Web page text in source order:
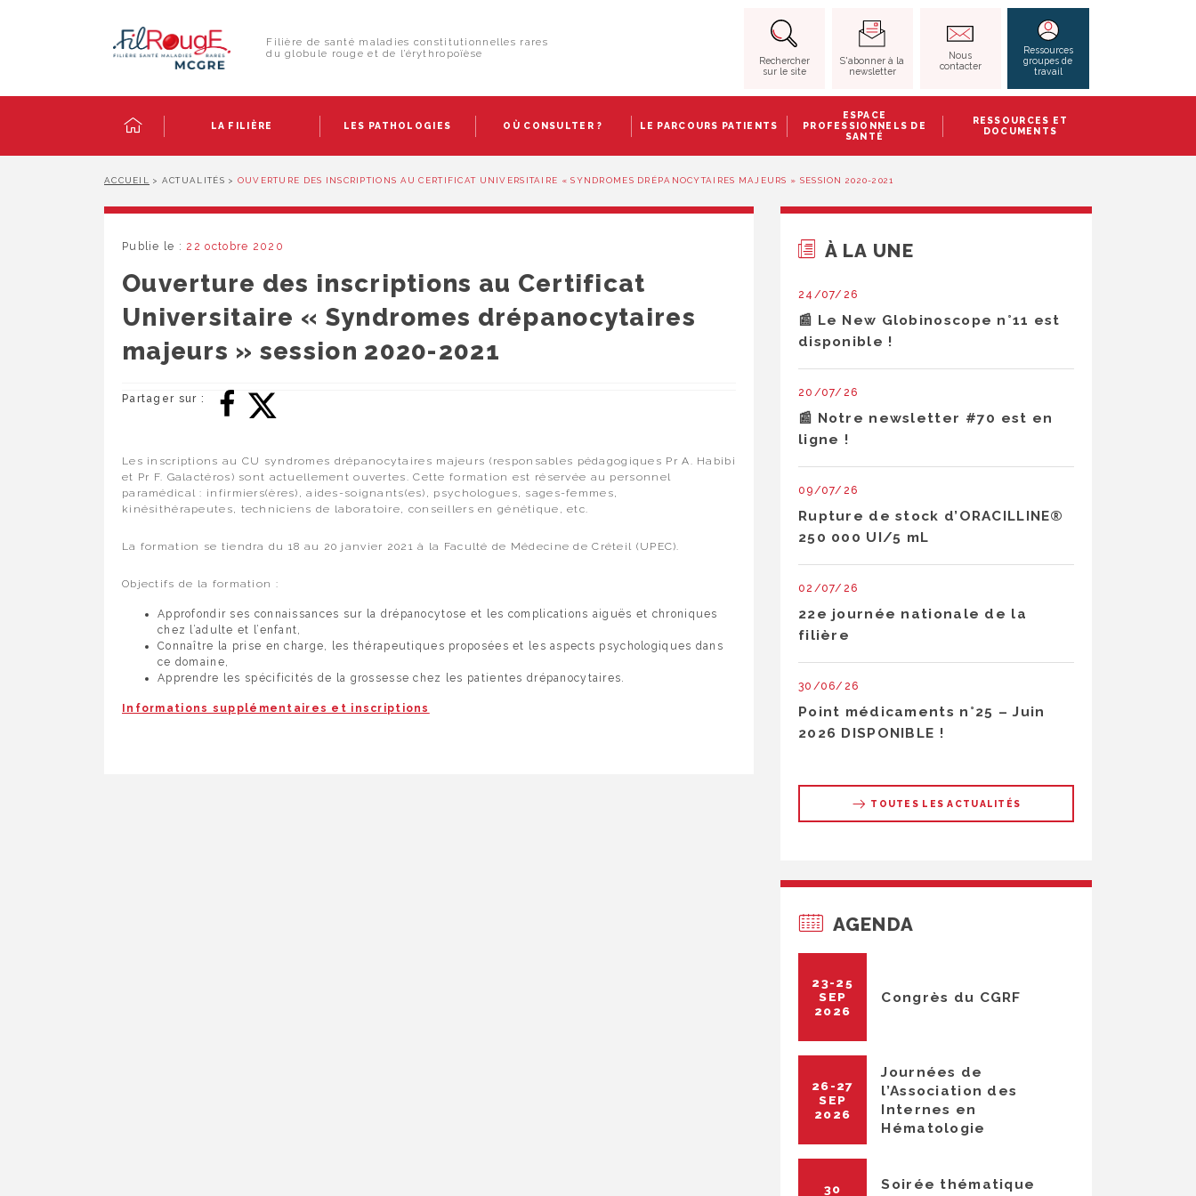
RECHERCHER
Filière de santé maladies constitutionnelles rares
du globule rouge et de l’érythropoïèse
Rechercher
sur le site
S'abonner à la
newsletter
Nous
contacter
Ressources
groupes de
travail
LA FILIÈRE LES PATHOLOGIES OÙ CONSULTER ? LE PARCOURS PATIENTS
ESPACE
PROFESSIONNELS DE
SANTÉ
RESSOURCES ET
DOCUMENTS
ACCUEIL > ACTUALITÉS > OUVERTURE DES INSCRIPTIONS AU CERTIFICAT UNIVERSITAIRE « SYNDROMES DRÉPANOCYTAIRES MAJEURS » SESSION 2020-2021
Publie le : 22 octobre 2020
Ouverture des inscriptions au Certificat
Universitaire « Syndromes drépanocytaires
majeurs » session 2020-2021
Partager sur :
Les inscriptions au CU syndromes drépanocytaires majeurs (responsables pédagogiques Pr A. Habibi
et Pr F. Galactéros) sont actuellement ouvertes. Cette formation est réservée au personnel
paramédical : infirmiers(ères), aides-soignants(es), psychologues, sages-femmes,
kinésithérapeutes, techniciens de laboratoire, conseillers en génétique, etc.
La formation se tiendra du 18 au 20 janvier 2021 à la Faculté de Médecine de Créteil (UPEC).
Objectifs de la formation :
Approfondir ses connaissances sur la drépanocytose et les complications aiguës et chroniques
chez l’adulte et l’enfant,
Connaître la prise en charge, les thérapeutiques proposées et les aspects psychologiques dans
ce domaine,
Apprendre les spécificités de la grossesse chez les patientes drépanocytaires.
Informations supplémentaires et inscriptions
À LA UNE
24/07/26
📰 Le New Globinoscope n°11 est
disponible !
20/07/26
📰 Notre newsletter #70 est en
ligne !
09/07/26
Rupture de stock d’ORACILLINE®
250 000 UI/5 mL
02/07/26
22e journée nationale de la
filière
30/06/26
Point médicaments n°25 – Juin
2026 DISPONIBLE !
TOUTES LES ACTUALITÉS
AGENDA
23-25
SEP
2026
Congrès du CGRF
26-27
SEP
2026
Journées de
l’Association des
Internes en
Hématologie
30
Soirée thématique